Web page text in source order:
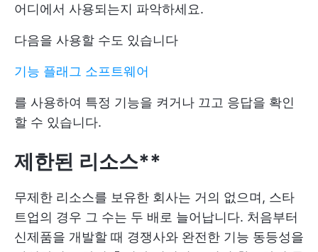
어디에서 사용되는지 파악하세요.
다음을 사용할 수도 있습니다
기능 플래그 소프트웨어
를 사용하여 특정 기능을 켜거나 끄고 응답을 확인
할 수 있습니다.
제한된 리소스**
무제한 리소스를 보유한 회사는 거의 없으며, 스타
트업의 경우 그 수는 두 배로 늘어납니다. 처음부터
신제품을 개발할 때 경쟁사와 완전한 기능 동등성을